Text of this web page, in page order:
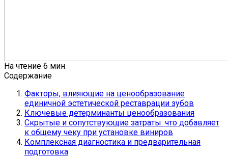
На чтение 6 мин
Содержание
Факторы, влияющие на ценообразование
единичной эстетической реставрации зубов
Ключевые детерминанты ценообразования
Скрытые и сопутствующие затраты: что добавляет
к общему чеку при установке виниров
Комплексная диагностика и предварительная
подготовка